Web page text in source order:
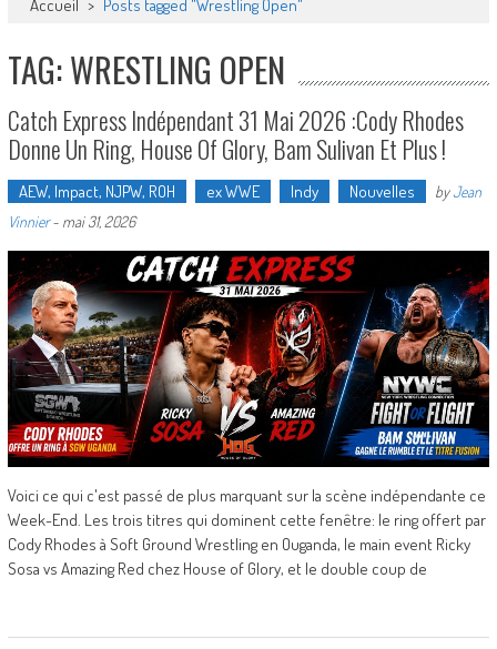
Accueil > Posts tagged "Wrestling Open"
TAG: WRESTLING OPEN
Catch Express Indépendant 31 Mai 2026 :Cody Rhodes
Donne Un Ring, House Of Glory, Bam Sulivan Et Plus !
AEW, Impact, NJPW, ROH ex WWE Indy Nouvelles byJean
Vinnier- mai 31, 2026
Voici ce qui c'est passé de plus marquant sur la scène indépendante ce
Week-End. Les trois titres qui dominent cette fenêtre: le ring offert par
Cody Rhodes à Soft Ground Wrestling en Ouganda, le main event Ricky
Sosa vs Amazing Red chez House of Glory, et le double coup de